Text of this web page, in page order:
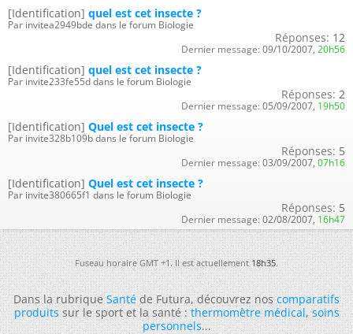
[Identification] quel est cet insecte ?
Par invitea2949bde dans le forum Biologie
Réponses: 12
Dernier message: 09/10/2007, 20h56
[Identification] quel est cet insecte ?
Par invite233fe55d dans le forum Biologie
Réponses: 2
Dernier message: 05/09/2007, 19h50
[Identification] Quel est cet insecte ?
Par invite328b109b dans le forum Biologie
Réponses: 5
Dernier message: 03/09/2007, 07h16
[Identification] Quel est cet insecte ?
Par invite380665f1 dans le forum Biologie
Réponses: 5
Dernier message: 02/08/2007, 16h47
Fuseau horaire GMT +1. Il est actuellement18h35.
Dans la rubriqueSantéde Futura, découvrez noscomparatifs
produitssur le sport et la santé :thermomètre médical,soins
personnels...